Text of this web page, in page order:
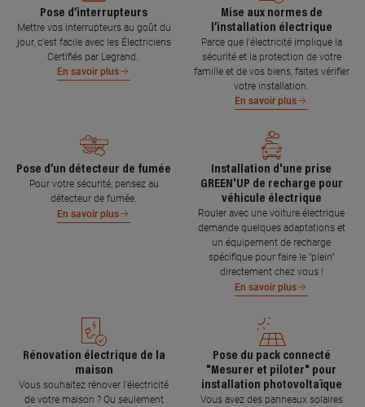
Pose d’interrupteurs
Mettre vos interrupteurs au goût du
jour, c’est facile avec les Électriciens
Certifiés par Legrand.
En savoir plus
Mise aux normes de
l’installation électrique
Parce que l’électricité implique la
sécurité et la protection de votre
famille et de vos biens, faites vérifier
votre installation.
En savoir plus
Pose d’un détecteur de fumée
Pour votre sécurité, pensez au
détecteur de fumée.
En savoir plus
Installation d'une prise
GREEN'UP de recharge pour
véhicule électrique
Rouler avec une voiture électrique
demande quelques adaptations et
un équipement de recharge
spécifique pour faire le "plein"
directement chez vous !
En savoir plus
Rénovation électrique de la
maison
Vous souhaitez rénover l'électricité
de votre maison ? Ou seulement
Pose du pack connecté
"Mesurer et piloter" pour
installation photovoltaïque
Vous avez des panneaux solaires